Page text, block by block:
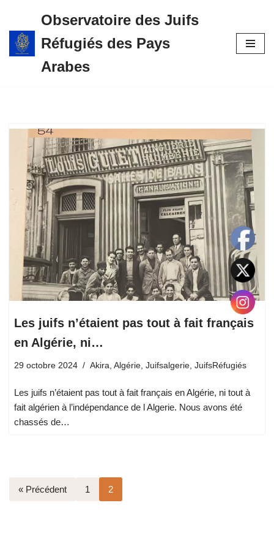
Aller
au
Observatoire des Juifs
Réfugiés des Pays
Arabes
Les juifs n’étaient pas tout à fait français
en Algérie, ni…
29 octobre 2024 Akira, Algérie, Juifsalgerie, JuifsRéfugiés
Les juifs n’étaient pas tout à fait français en Algérie, ni tout à
fait algérien à l’indépendance de l Algerie. Nous avons été
chassés de…
« Précédent 1 2